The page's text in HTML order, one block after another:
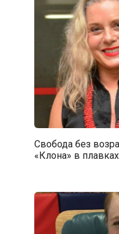
Свобода без
«Клона» в